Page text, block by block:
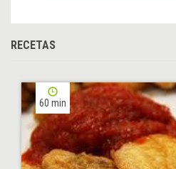
RECETAS
60 min